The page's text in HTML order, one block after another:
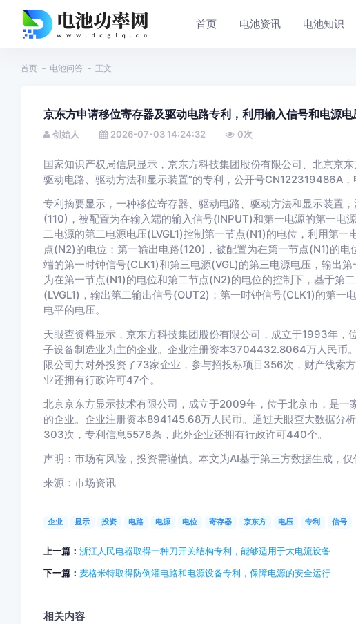
首页 电池资讯 电池知识
首页 电池问答 正文
京东方申请移位寄存器及驱动电路专利，利用输入信号和电源
创始人 2026-07-03 14:24:32 0次
国家知识产权局信息显示，京东方科技集团股份有限公司、北京京
驱动电路、驱动方法和显示装置”的专利，公开号CN122319486A，
专利摘要显示，一种移位寄存器、驱动电路、驱动方法和显示装置
(110)，被配置为在输入端的输入信号(INPUT)和第一电源的第一电
二电源的第二电源电压(LVGL1)控制第一节点(N1)的电位，利用第
点(N2)的电位；第一输出电路(120)，被配置为在第一节点(N1)的
端的第一时钟信号(CLK1)和第三电源(VGL)的第三电源电压，输出
为在第一节点(N1)的电位和第二节点(N2)的电位的控制下，基于第
(LVGL1)，输出第二输出信号(OUT2)；第一时钟信号(CLK1)的第一
电平的电压。
天眼查资料显示，京东方科技集团股份有限公司，成立于1993年，
子设备制造业为主的企业。企业注册资本3704432.8064万人民币
限公司共对外投资了73家企业，参与招投标项目356次，财产线索
业还拥有行政许可47个。
北京京东方显示技术有限公司，成立于2009年，位于北京市，是一
的企业。企业注册资本894145.68万人民币。通过天眼查大数据分
303次，专利信息5576条，此外企业还拥有行政许可440个。
声明：市场有风险，投资需谨慎。本文为AI基于第三方数据生成，仅
来源：市场资讯
企业 显示 投资 电路 电源 电位 寄存器 京东方 电压 专利 信号
上一篇： 浙江人民电器取得一种刀开关结构专利，能够适用于大电流设备
下一篇： 麦格米特取得防倒灌电路和电源设备专利，保障电源的安全运行
相关内容